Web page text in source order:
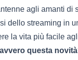
agli amanti di
dello streaming in
la vita più facile
questa